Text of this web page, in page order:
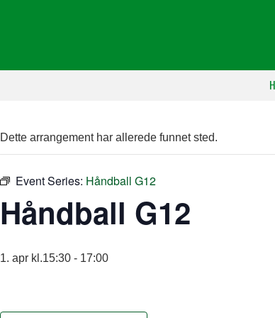
Dette arrangement har allerede funnet sted.
Event Series: Håndball G12
Håndball G12
1. apr kl.15:30 - 17:00